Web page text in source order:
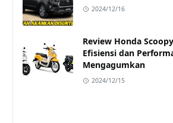
2024/12/16
Review Honda
Efisiensi dan
Mengagumkan
2024/12/15